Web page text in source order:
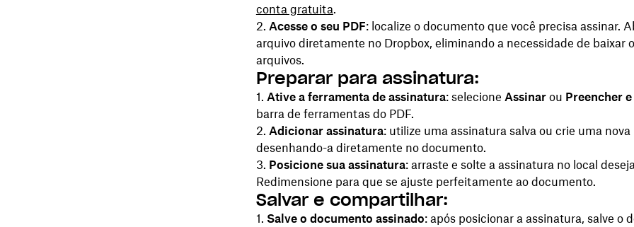
conta gratuita.
Acesse o seu PDF: localize o documento que você precisa assinar.
arquivo diretamente no Dropbox, eliminando a necessidade de baixar
arquivos.
Preparar para assinatura:
Ative a ferramenta de assinatura: selecione Assinarou Preencher
barra de ferramentas do PDF.
Adicionar assinatura: utilize uma assinatura salva ou crie uma nova
desenhando-a diretamente no documento.
Posicione sua assinatura: arraste e solte a assinatura no local
Redimensione para que se ajuste perfeitamente ao documento.
Salvar e compartilhar:
Salve o documento assinado: após posicionar a assinatura, salve o